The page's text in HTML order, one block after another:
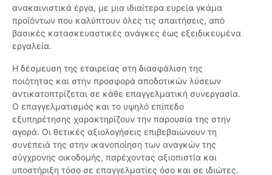
ανακαινιστικά έργα, με μια ιδιαίτερα ευρεία γκάμα
προϊόντων που καλύπτουν όλες τις απαιτήσεις, από
βασικές κατασκευαστικές ανάγκες έως εξειδικευμένα
εργαλεία.
Η δέσμευση της εταιρείας στη διασφάλιση της
ποιότητας και στην προσφορά αποδοτικών λύσεων
αντικατοπτρίζεται σε κάθε επαγγελματική συνεργασία.
Ο επαγγελματισμός και το υψηλό επίπεδο
εξυπηρέτησης χαρακτηρίζουν την παρουσία της στην
αγορά. Οι θετικές αξιολογήσεις επιβεβαιώνουν τη
συνέπειά της στην ικανοποίηση των αναγκών της
σύγχρονης οικοδομής, παρέχοντας αξιοπιστία και
υποστήριξη τόσο σε επαγγελματίες όσο και σε ιδιώτες.